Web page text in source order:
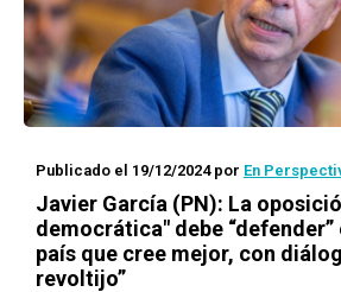
Publicado el 19/12/2024por En
Javier García (PN): La
democrática" debe
país que cree mejor, con
revoltijo”